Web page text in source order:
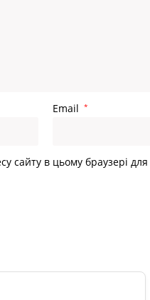
Email *
сайту в цьому браузері